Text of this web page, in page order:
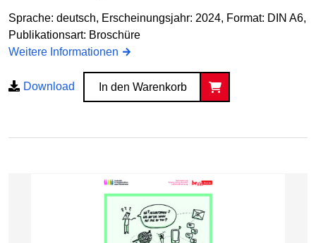
Sprache: deutsch, Erscheinungsjahr: 2024, Format: DIN A6,
Publikationsart: Broschüre
Weitere Informationen
Download In den Warenkorb